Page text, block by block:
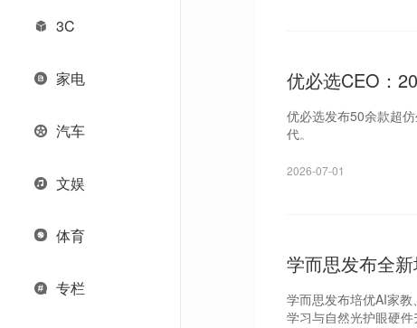
3C
家电
汽车
文娱
体育
专栏
优必选CEO：
优必选发布50余款超
代。
2026-07-01
学而思发布全
学而思发布培优AI家
学习与自然光护眼硬件